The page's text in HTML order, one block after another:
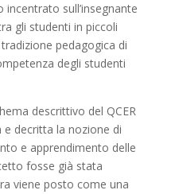
incentrato sull’insegnante
gli studenti in piccoli
pedagogica di
degli studenti
descrittivo del QCER
e decritta la nozione di
e apprendimento delle
fosse già stata
viene posto come una